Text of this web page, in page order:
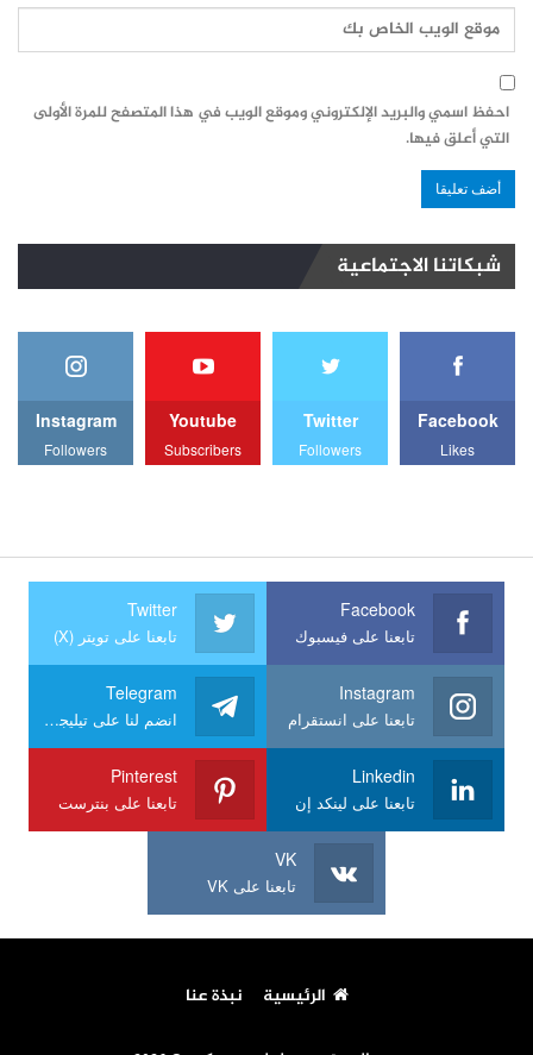
احفظ اسمي والبريد الإلكتروني وموقع الويب في هذا المتصفح للمرة الأولى
التي أعلق فيها.
شبكاتنا الاجتماعية
Facebook
Likes
Twitter
Followers
Youtube
Subscribers
Instagram
Followers
Facebook
تابعنا على فيسبوك
Twitter
تابعنا على تويتر (X)
Instagram
تابعنا على انستقرام
Telegram
انضم لنا على تيليجرام
Linkedin
تابعنا على لينكد إن
Pinterest
تابعنا على بنترست
VK
تابعنا على VK
الرئيسية نبذة عنا